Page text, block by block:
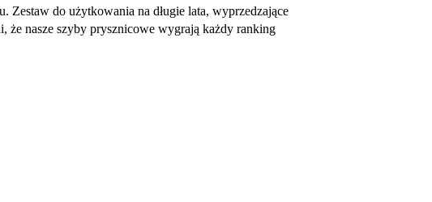
Zestaw do użytkowania na długie lata, wyprzedzające
że nasze szyby prysznicowe wygrają każdy ranking